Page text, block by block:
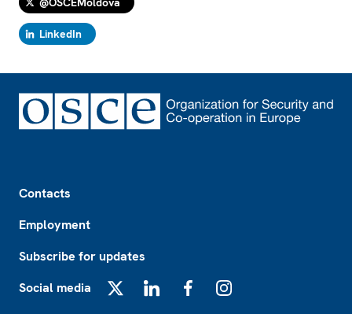
LinkedIn
Contacts
Employment
Subscribe for updates
Social media